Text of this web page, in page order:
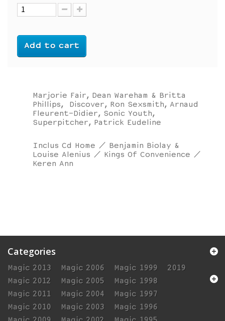
Add to cart
Marjorie Fair, Dean Wareham & Britta
Phillips, Discover, Ron Sexsmith, Arnaud
Fleurent-Didier, Sonic Youth,
Superpitcher, Patrick Eudeline
Inclus Cd Home / Benjamin Biolay &
Louise Alenius / Kings Of Convenience /
Keren Ann
Categories
Magic 2013
Magic 2012
Magic 2011
Magic 2010
Magic 2006
Magic 2005
Magic 2004
Magic 2003
Magic 1999
Magic 1998
Magic 1997
Magic 1996
2019